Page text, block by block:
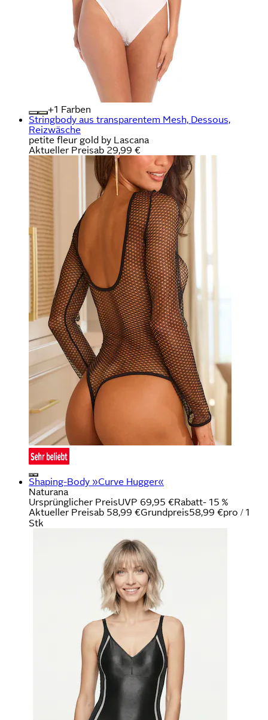
+
Farben
Stringbody aus transparentem Mesh, Dessous,
Reizwäsche
petite fleur gold by Lascana
Aktueller Preisab 29,99 €
Shaping-Body »Curve Hugger«
Naturana
Ursprünglicher PreisUVP 69,95 €Rabatt- 15 %
Aktueller Preisab 58,99 €Grundpreis58,99 €pro / 1
Stk